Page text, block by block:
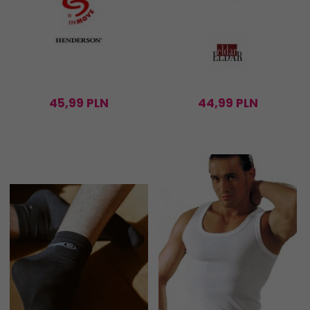
45,99 PLN 44,99 PLN